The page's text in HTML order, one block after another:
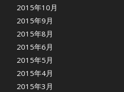
2015年10月
2015年9月
2015年8月
2015年6月
2015年5月
2015年4月
2015年3月